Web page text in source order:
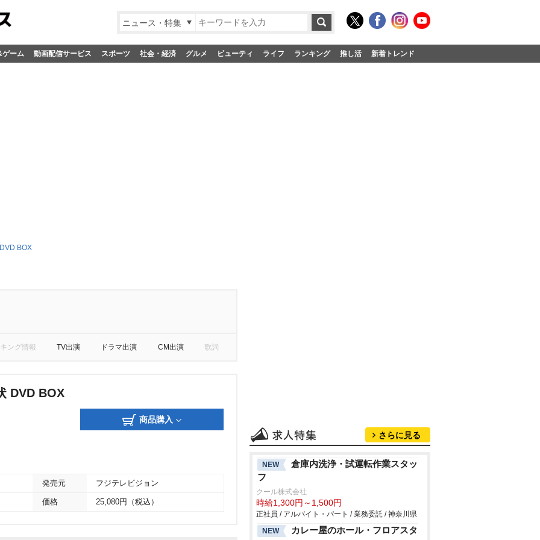
ニュース・特集
ゲーム 動画配信サービス スポーツ 社会・経済 グルメ ビューティ ライフ ランキング 推し活 新着トレンド
BOX
ング情報 TV出演 ドラマ出演 CM出演 歌詞
DVD BOX
商品購入
発売元 フジテレビジョン
価格 25,080円（税込）
さらに見る
NEW
倉庫内洗浄・試運転作業スタッ
フ
クール株式会社
時給1,300円～1,500円
正社員 / アルバイト・パート / 業務委託 / 神奈川県
NEW
カレー屋のホール・フロアスタ